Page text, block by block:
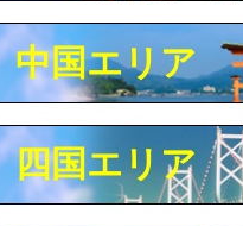
現場見積
までの価格です。
中国エリア
四国エリア